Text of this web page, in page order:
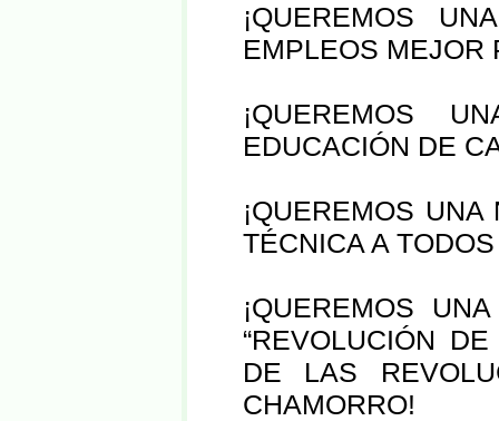
¡QUEREMOS
EMPLEOS MEJOR
¡QUEREMOS
EDUCACIÓN DE
¡QUEREMOS
TÉCNICA A
¡QUEREMOS
“REVOLUCIÓN
DE LAS
CHAMORRO!